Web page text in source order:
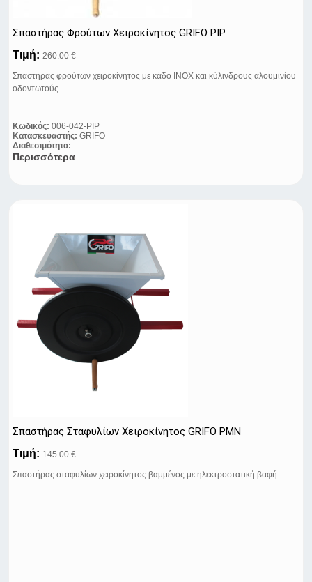
Σπαστήρας Φρούτων Χειροκίνητος GRIFO PIP
Τιμή: 260.00 €
Σπαστήρας φρούτων χειροκίνητος με κάδο ΙΝΟΧ και κύλινδρους αλουμινίου
οδοντωτούς.
Κωδικός: 006-042-PIP
Κατασκευαστής: GRIFO
Διαθεσιμότητα:
Περισσότερα
Σπαστήρας Σταφυλίων Χειροκίνητος GRIFO PMN
Τιμή: 145.00 €
Σπαστήρας σταφυλίων χειροκίνητος βαμμένος με ηλεκτροστατική βαφή.